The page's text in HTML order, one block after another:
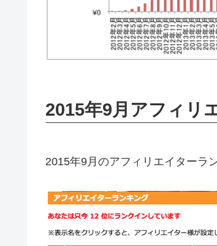
2015年9月アフィリ
2015年9月のアフィリエイターラ